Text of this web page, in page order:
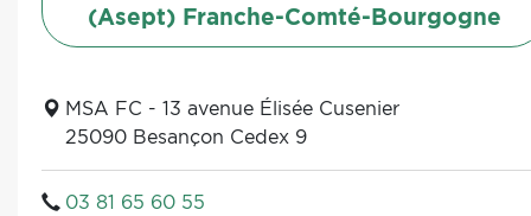
(Asept) Franche-Comté-Bourgogne
MSA FC - 13 avenue Élisée Cusenier
25090 Besançon Cedex 9
03 81 65 60 55